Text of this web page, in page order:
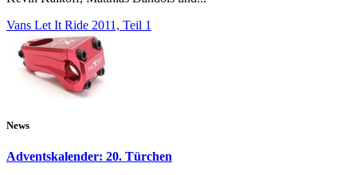
Vans Let It Ride 2011, Teil 1
News
Adventskalender: 20. Türchen